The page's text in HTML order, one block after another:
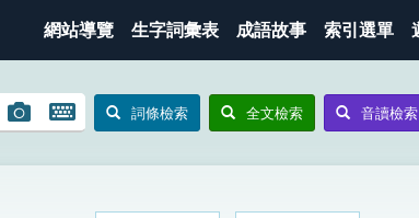
網站導覽 生字詞彙表 成語故事 索引選單
圖
搜
開
鍵
詞條檢索 全文檢索 音讀檢索